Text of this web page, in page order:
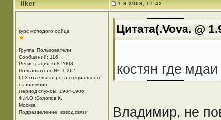
liker 1.9.2009, 17:42
курс молодого бойца
Группа: Пользователи
Сообщений: 116
Регистрация: 6.8.2008
Пользователь №: 1 267
602 отдельная рота специального
назначения
Период службы: 1984-1986
Ф.И.О.:Солопов К.
Москва
Подразделение: взвод связи
Цитата(.Vova. @
костян где
Владимир, не